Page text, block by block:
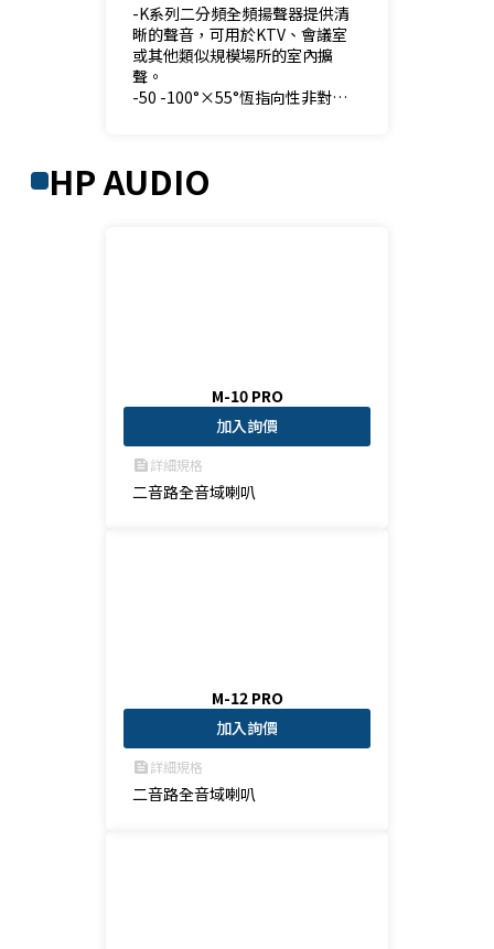
-K系列二分頻全頻揚聲器提供清
晰的聲音，可用於KTV、會議室
或其他類似規模場所的室內擴
聲。
-50 -100°×55°恆指向性非對稱
使產品呈現出色的音效。
-與 15" 主動式叭喇或 18" 無源式
HP AUDIO
M-10 PRO
加入詢價
feed詳細規格
二音路全音域喇叭
M-12 PRO
加入詢價
feed詳細規格
二音路全音域喇叭